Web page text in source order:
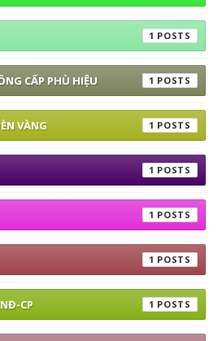
1
CẤP PHÙ HIỆU 1
VÀNG 1
1
1
1
CP 1